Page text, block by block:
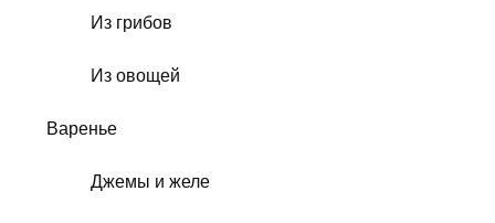
Из грибов
Из овощей
Варенье
Джемы и желе